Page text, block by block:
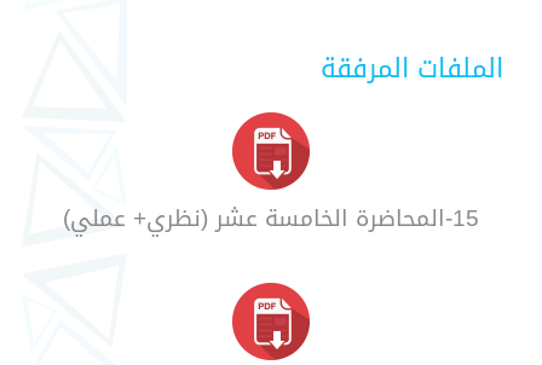
الملفات المرفقة
15-المحاضرة الخامسة عشر (نظري+ عملي)